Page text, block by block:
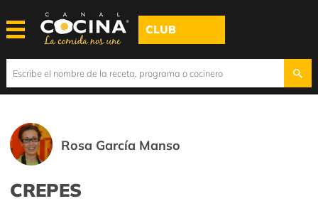
CLUB
Rosa García Manso
CREPES